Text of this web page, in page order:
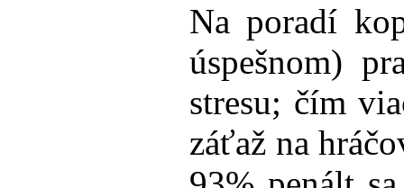
Na poradí
úspešnom)
stresu; čím
záťaž na